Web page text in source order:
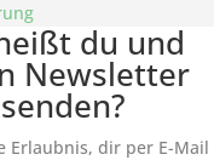
du und
Newsletter
Erlaubnis, dir per E-Mail